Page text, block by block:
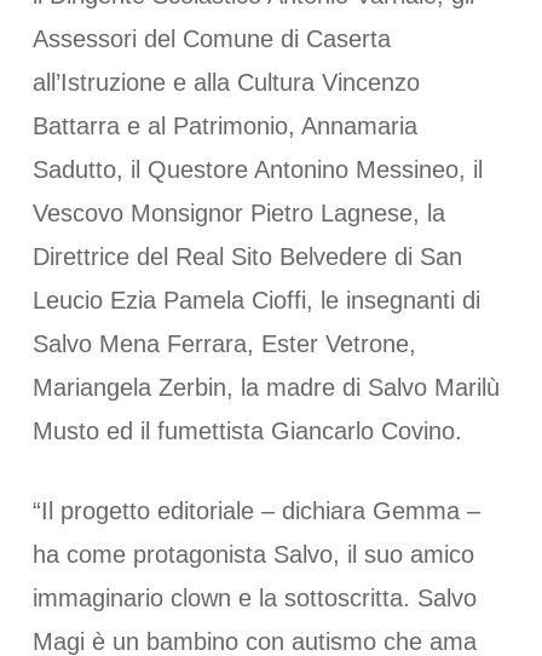
Assessori del Comune di Caserta
all’Istruzione e alla Cultura Vincenzo
Battarra e al Patrimonio, Annamaria
Sadutto, il Questore Antonino Messineo, il
Vescovo Monsignor Pietro Lagnese, la
Direttrice del Real Sito Belvedere di San
Leucio Ezia Pamela Cioffi, le insegnanti di
Salvo Mena Ferrara, Ester Vetrone,
Mariangela Zerbin, la madre di Salvo Marilù
Musto ed il fumettista Giancarlo Covino.
“Il progetto editoriale – dichiara Gemma –
ha come protagonista Salvo, il suo amico
immaginario clown e la sottoscritta. Salvo
Magi è un bambino con autismo che ama